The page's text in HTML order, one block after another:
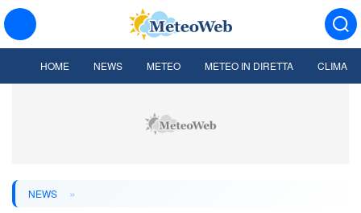
HOME NEWS METEO METEO IN DIRETTA CLIMA
NEWS »